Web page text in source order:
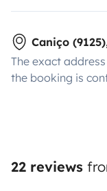
Caniço
The exact
the booking is
22 reviews